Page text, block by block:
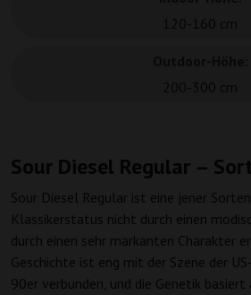
Sour Diesel Regular –
Sour Diesel Regular ist eine jener
Klassikerstatus nicht durch einen
durch einen sehr markanten Charakter
Geschichte ist eng mit der Szene der
90er verbunden, und die Genetik